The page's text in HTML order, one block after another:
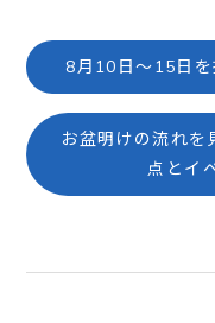
8月10日～15日を
お盆明けの流れ
点とイ